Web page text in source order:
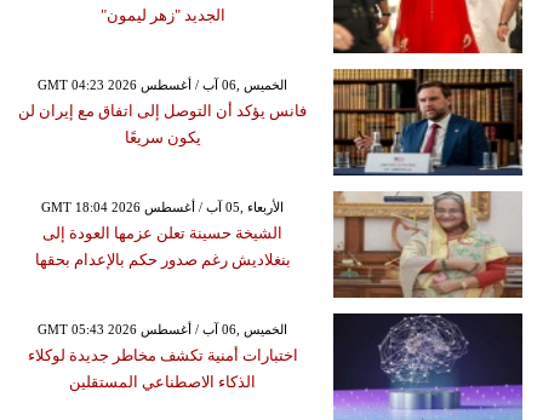
الجديد "زهر ليمون"
GMT 04:23 2026 الخميس ,06 آب / أغسطس
فانس يؤكد أن التوصل إلى اتفاق مع إيران لن
يكون سريعًا
GMT 18:04 2026 الأربعاء ,05 آب / أغسطس
الشيخة حسينة تعلن عزمها العودة إلى
بنغلاديش رغم صدور حكم بالإعدام بحقها
GMT 05:43 2026 الخميس ,06 آب / أغسطس
اختبارات أمنية تكشف مخاطر جديدة لوكلاء
الذكاء الاصطناعي المستقلين